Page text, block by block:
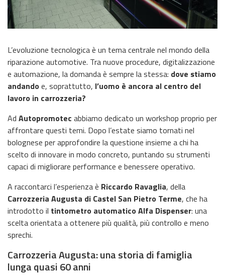
L’evoluzione tecnologica è un tema centrale nel mondo della
riparazione automotive. Tra nuove procedure, digitalizzazione
e automazione, la domanda è sempre la stessa: dove stiamo
andando e, soprattutto, l’uomo è ancora al centro del
lavoro in carrozzeria?
Ad Autopromotec abbiamo dedicato un workshop proprio per
affrontare questi temi. Dopo l’estate siamo tornati nel
bolognese per approfondire la questione insieme a chi ha
scelto di innovare in modo concreto, puntando su strumenti
capaci di migliorare performance e benessere operativo.
A raccontarci l’esperienza è Riccardo Ravaglia, della
Carrozzeria Augusta di Castel San Pietro Terme, che ha
introdotto il tintometro automatico Alfa Dispenser: una
scelta orientata a ottenere più qualità, più controllo e meno
sprechi.
Carrozzeria Augusta: una storia di famiglia
lunga quasi 60 anni